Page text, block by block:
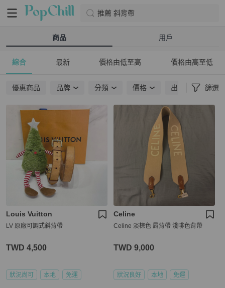
推薦 斜背帶
商品 用戶
綜合 最新 價格由低至高 價格由高至低
優惠商品 品牌 分類 價格 出貨地點 篩選
Louis Vuitton
LV 原廠可調式斜背帶
TWD 4,500
狀況尚可 本地 免運
Celine
Celine 淡棕色 肩背帶 淺啡色背帶
TWD 9,000
狀況良好 本地 免運